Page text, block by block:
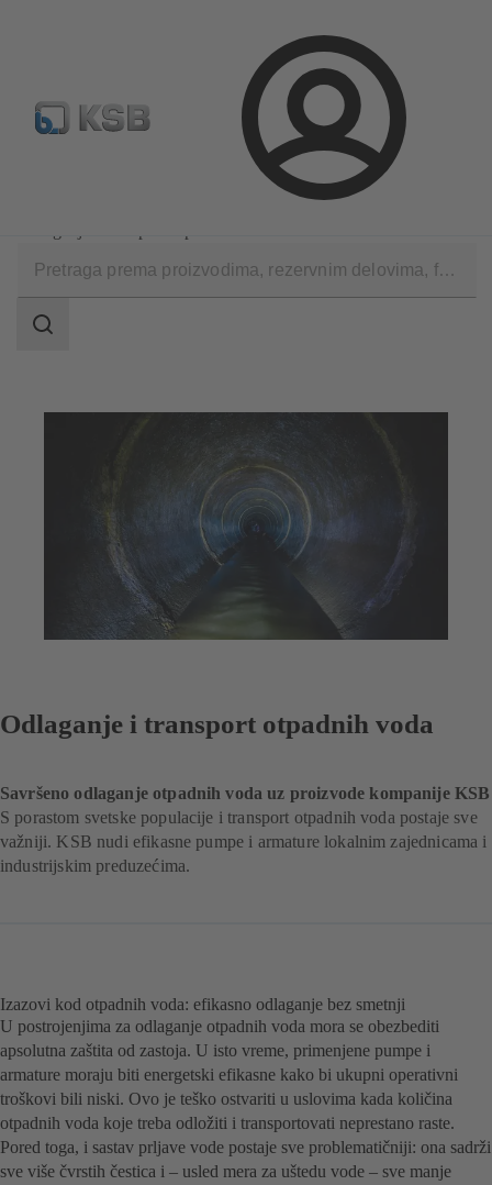
Prijava
Konfiguriši proizvod Standardna pretraga rezervnih delova
pretrage
Područje
Odlaganje i transport otpadnih voda
Savršeno odlaganje otpadnih voda uz proizvode kompanije KSB
S porastom svetske populacije i transport otpadnih voda postaje sve
važniji. KSB nudi efikasne pumpe i armature lokalnim zajednicama i
industrijskim preduzećima.
Izazovi kod otpadnih voda: efikasno odlaganje bez smetnji
U postrojenjima za odlaganje otpadnih voda mora se obezbediti
apsolutna zaštita od zastoja. U isto vreme, primenjene pumpe i
armature moraju biti energetski efikasne kako bi ukupni operativni
troškovi bili niski. Ovo je teško ostvariti u uslovima kada količina
otpadnih voda koje treba odložiti i transportovati neprestano raste.
Pored toga, i sastav prljave vode postaje sve problematičniji: ona sadrži
sve više čvrstih čestica i – usled mera za uštedu vode – sve manje